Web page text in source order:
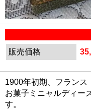
販売価格
1900年初期、フランス
お菓子ミニャルディー
す。